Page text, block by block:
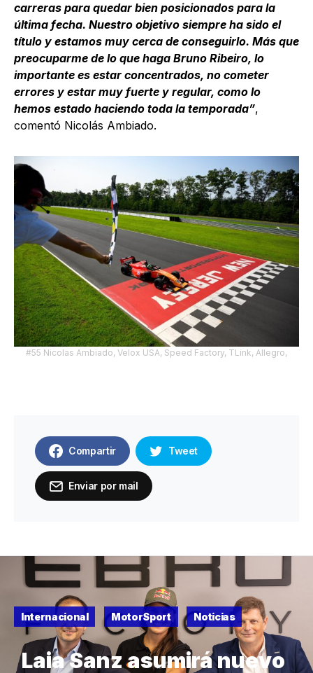
carreras para quedar bien posicionados para la
última fecha. Nuestro objetivo siempre ha sido el
título y estamos muy cerca de conseguirlo. Más que
preocuparme de lo que haga Bruno Ribeiro, lo
importante es estar concentrados, no cometer
errores y estar muy fuerte y regular, como lo
hemos estado haciendo toda la temporada”,
comentó Nicolás Ambiado.
#55 Nicolas Ambiado, Velox USA, Speed Factory, TLink, Allegro,
Compartir Tweet
Enviar por mail
Internacional MotorSport Noticias
Laia Sanz asumirá nuevo